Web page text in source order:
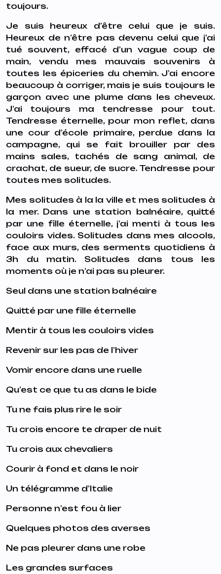
toujours.
Je suis heureux d’être celui que je suis.
Heureux de n’être pas devenu celui que j’ai
tué souvent, effacé d’un vague coup de
main, vendu mes mauvais souvenirs à
toutes les épiceries du chemin. J’ai encore
beaucoup à corriger, mais je suis toujours le
garçon avec une plume dans les cheveux.
J’ai toujours ma tendresse pour tout.
Tendresse éternelle, pour mon reflet, dans
une cour d’école primaire, perdue dans la
campagne, qui se fait brouiller par des
mains sales, tachés de sang animal, de
crachat, de sueur, de sucre. Tendresse pour
toutes mes solitudes.
Mes solitudes à la la ville et mes solitudes à
la mer. Dans une station balnéaire, quitté
par une fille éternelle, j’ai menti à tous les
couloirs vides. Solitudes dans mes alcools,
face aux murs, des serments quotidiens à
3h du matin. Solitudes dans tous les
moments où je n’ai pas su pleurer.
Seul dans une station balnéaire
Quitté par une fille éternelle
Mentir à tous les couloirs vides
Revenir sur les pas de l’hiver
Vomir encore dans une ruelle
Qu’est ce que tu as dans le bide
Tu ne fais plus rire le soir
Tu crois encore te draper de nuit
Tu crois aux chevaliers
Courir à fond et dans le noir
Un télégramme d’Italie
Personne n’est fou à lier
Quelques photos des averses
Ne pas pleurer dans une robe
Les grandes surfaces